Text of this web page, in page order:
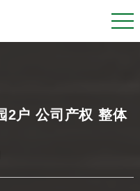
2户 公司产权 整体